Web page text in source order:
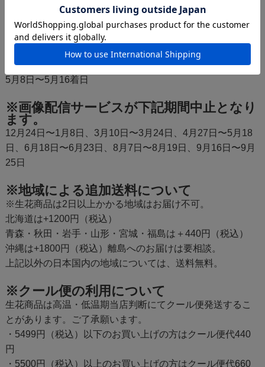
月曜日、祝日の翌日着日のご指定の場合は、土曜日・祝日
前日の発送となります。
※メッセージカードが下記期間中止となり
ます。
5月8日〜5月16着日
※画像配信サービスが下記期間中止となり
ます。
12月24日〜1月8日、3月10日〜3月24日、4月27日〜5月18
日、6月18日〜6月23日、8月7日〜8月19日、9月16日〜9月
25日
※地域による追加送料について
※生花商品は2日以上かかる地域はお届け不可。
北海道は+1200円（税込）
青森・秋田・岩手・山形・宮城・福島は＋440円（税込）
沖縄は+1800円（税込）離島へのお届けは要相談。
上記以外の日本国内の地域については、送料無料。
※クール便の利用について
生花商品は高温・低温期当店判断にてクール便発送するこ
とがあります。ご了承願います。
・5499円（税込）以下のお買い上げの方はクール便代440
円
・5500円（税込）以上のお買い上げの方はクール便代660